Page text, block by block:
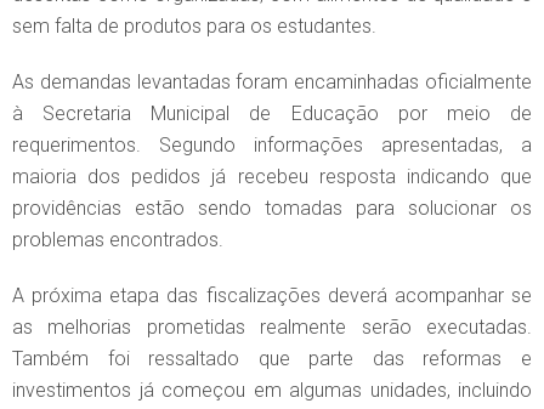
sem falta de produtos para os estudantes.
As demandas levantadas foram encaminhadas oficialmente
à Secretaria Municipal de Educação por meio de
requerimentos. Segundo informações apresentadas, a
maioria dos pedidos já recebeu resposta indicando que
providências estão sendo tomadas para solucionar os
problemas encontrados.
A próxima etapa das fiscalizações deverá acompanhar se
as melhorias prometidas realmente serão executadas.
Também foi ressaltado que parte das reformas e
investimentos já começou em algumas unidades, incluindo